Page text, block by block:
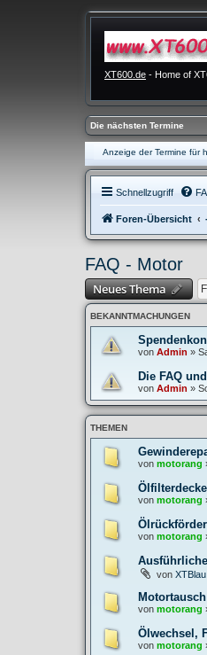
XT600.de - Home of
Die nächsten Termine
Anzeige der Termine für
Schnellzugriff
Foren-Übersicht
FAQ - Motor
Neues Thema
BEKANNTMACHUNGEN
von Admin »
Die FAQ
von Admin »
THEMEN
von motorang
von motorang
von motorang
von XTBlau
von motorang
Ölwechsel,
von motorang